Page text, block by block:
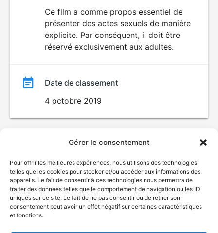
Gérer le consentement
Pour offrir les meilleures expériences, nous utilisons des technologies
telles que les cookies pour stocker et/ou accéder aux informations des
appareils. Le fait de consentir à ces technologies nous permettra de
traiter des données telles que le comportement de navigation ou les ID
uniques sur ce site. Le fait de ne pas consentir ou de retirer son
consentement peut avoir un effet négatif sur certaines caractéristiques
et fonctions.
SEXUALITÉ
EXPLICITE
Ce film a comme propos essentiel de
présenter des actes sexuels de manière
explicite. Par conséquent, il doit être
réservé exclusivement aux adultes.
Date de classement
4 octobre 2019